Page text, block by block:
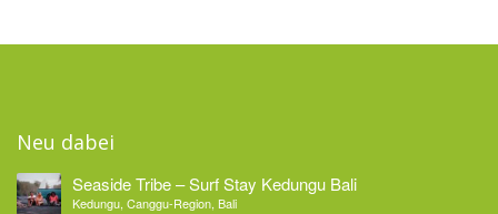
Neu dabei
Seaside Tribe – Surf Stay Kedungu Bali
Kedungu, Canggu-Region, Bali